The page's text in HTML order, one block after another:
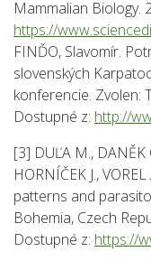
Mammalian Biology.
https://
FINĎO, Slavomír.
slovenských
konferencie. Zvolen:
Dostupné z: http://
[3] DUĽA M., DANĚK
HORNÍČEK J.,
patterns and
Bohemia, Czech
Dostupné z: https://